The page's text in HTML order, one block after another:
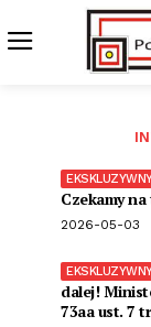
Czekamy
2026-05-03
dalej!
73aa ust. 7